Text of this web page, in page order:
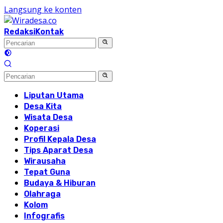
Langsung ke konten
RedaksiKontak
Liputan Utama
Desa Kita
Wisata Desa
Koperasi
Profil Kepala Desa
Tips Aparat Desa
Wirausaha
Tepat Guna
Budaya & Hiburan
Olahraga
Kolom
Infografis